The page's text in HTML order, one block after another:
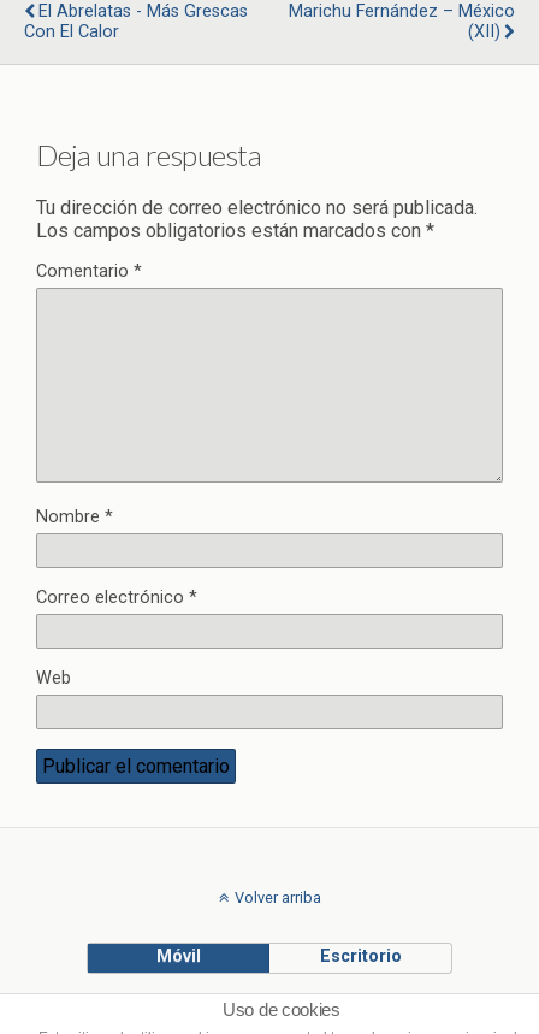
El Abrelatas - Más Grescas
Con El Calor
Marichu Fernández – México
(XII)
Deja una respuesta
Tu dirección de correo electrónico no será publicada.
Los campos obligatorios están marcados con *
Comentario *
Nombre *
Correo electrónico *
Web
Volver arriba
Móvil Escritorio
© Francisco Ponce Carrasco
Uso de cookies